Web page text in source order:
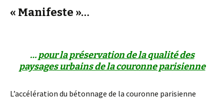
« Manifeste »…
… pour la préservation de la qualité des
paysages urbains de la couronne parisienne
L’accélération du bétonnage de la couronne parisienne